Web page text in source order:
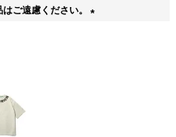
ご遠慮ください。